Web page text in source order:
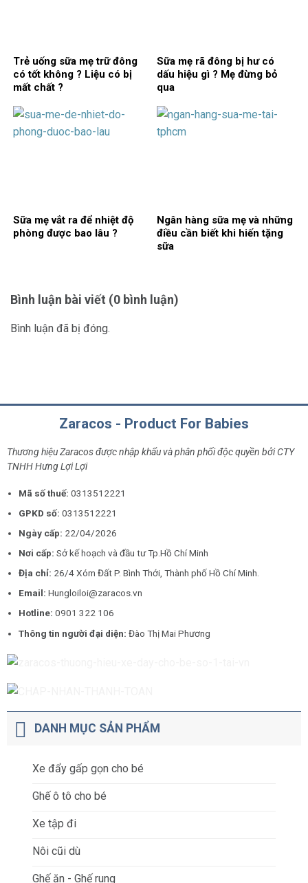
Trẻ uống sữa mẹ trữ đông
có tốt không ? Liệu có bị
mất chất ?
Sữa mẹ rã đông bị hư có
dấu hiệu gì ? Mẹ đừng bỏ
qua
Sữa mẹ vắt ra để nhiệt độ
phòng được bao lâu ?
Ngân hàng sữa mẹ và những
điều cần biết khi hiến tặng
sữa
Bình luận bài viết (0 bình luận)
Bình luận đã bị đóng.
Zaracos - Product For Babies
Thương hiệu Zaracos được nhập khẩu và phân phối độc quyền bởi CTY
TNHH Hưng Lợi Lợi
Mã số thuế: 0313512221
GPKD số:0313512221
Ngày cấp: 22/04/2026
Nơi cấp:Sở kế hoạch và đầu tư Tp.Hồ Chí Minh
Địa chỉ: 26/4 Xóm Đất P. Bình Thới, Thành phố Hồ Chí Minh.
Email:Hungloiloi@zaracos.vn
Hotline:0901 322 106
Thông tin người đại diện:Đào Thị Mai Phương
DANH MỤC SẢN PHẨM
Xe đẩy gấp gọn cho bé
Ghế ô tô cho bé
Xe tập đi
Nôi cũi dù
Ghế ăn - Ghế rung